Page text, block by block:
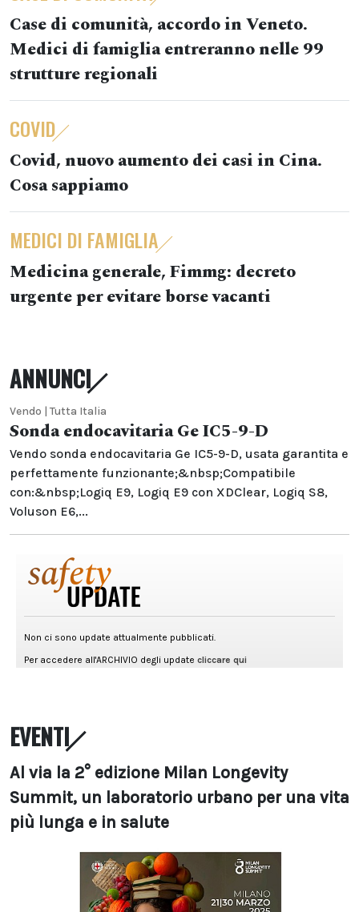
Case di comunità, accordo in Veneto.
Medici di famiglia entreranno nelle 99
strutture regionali
COVID
Covid, nuovo aumento dei casi in Cina.
Cosa sappiamo
MEDICI DI FAMIGLIA
Medicina generale, Fimmg: decreto
urgente per evitare borse vacanti
ANNUNCI
Vendo | Tutta Italia
Sonda endocavitaria Ge IC5-9-D
Vendo sonda endocavitaria Ge IC5-9-D, usata garantita e
perfettamente funzionante;&nbsp;Compatibile
con:&nbsp;Logiq E9, Logiq E9 con XDClear, Logiq S8,
Voluson E6,...
EVENTI
Al via la 2° edizione Milan Longevity
Summit, un laboratorio urbano per una vita
più lunga e in salute